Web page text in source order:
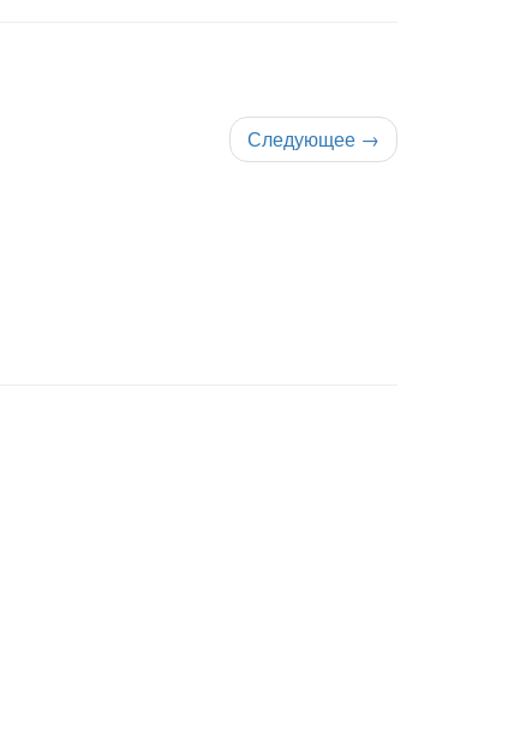
Следующее →